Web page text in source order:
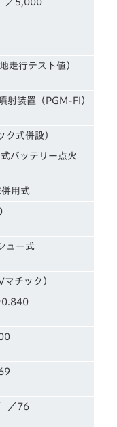
／5,000
走行テスト値）
射装置（PGM-FI）
ク式併設）
バッテリー点火
用式
ュー式
チック）
0.840
／76